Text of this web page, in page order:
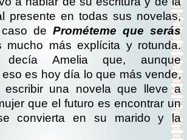
presente en todas sus novelas,
de Prométeme que serás
mucho más explícita y rotunda.
decía Amelia que, aunque
es hoy día lo que más vende,
una novela que lleve a
que el futuro es encontrar un
convierta en su marido y la